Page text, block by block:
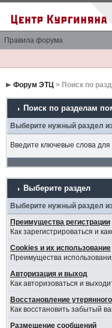
Правила форума
Форум ЭТЦ> Поиск по
Поиск по разделам
Выберите нужный раздел
Введите ключевые слова для
Выберите раздел
Выберите нужный раздел
Преимущества регистрации
Как зарегистрироваться и
Cookies и их использование
Преимущества
Авторизация и выход
Как авторизоваться и
Восстановление
Как восстановить забытый
Размещение сообщений